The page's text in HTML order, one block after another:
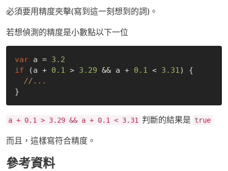
必須要用精度夾擊(寫到這一刻想到的詞)。
若想偵測的精度是小數點以下一位
var a = 3.2
if (a + 0.1 > 3.29 && a + 0.1 < 3.31) {
//...
a + 0.1 > 3.29 && a + 0.1 < 3.31 判斷的結果是 true
而且，這樣寫符合精度。
參考資料